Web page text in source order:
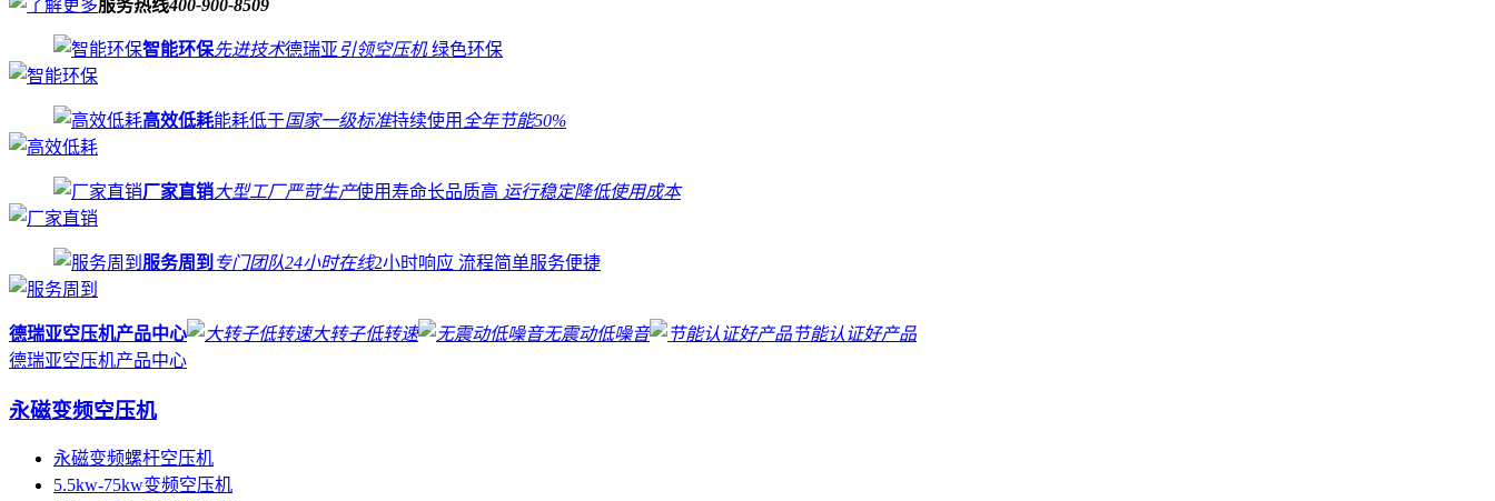
服务热线400-900-8509
智能环保先进技术德瑞亚引领空压机绿色环保
高效低耗能耗低于国家一级标准持续使用 全年节能50%
厂家直销大型工厂严苛生产使用寿命长品质高 运行稳定降低使用成本
服务周到 专门团队24小时在线2小时响应 流程简单服务便捷
德瑞亚空压机产品中心 大转子低转速 无震动低噪音
节能认证好产品
德瑞亚空压机产品中心
永磁变频空压机
永磁变频螺杆空压机
5.5kw-75kw变频空压机